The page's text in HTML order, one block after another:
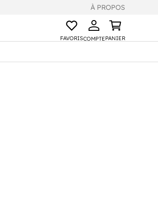
À PROPOS
FAVORISCOMPTEPANIER